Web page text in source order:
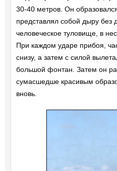
30-40 метров. Он
представлял собой дыру без
человеческое туловище, в
При каждом ударе прибоя,
снизу, а затем с силой
большой фонтан. Затем он
сумасшедше красивым
вновь.